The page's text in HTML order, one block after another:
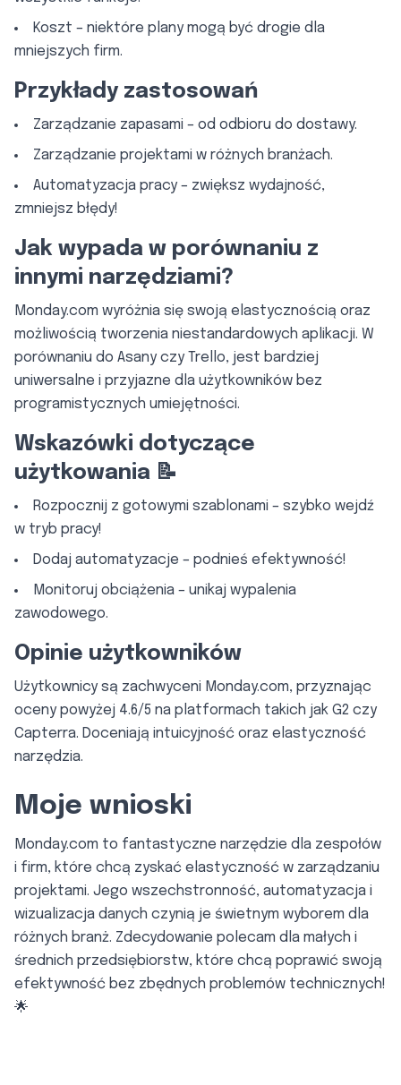
Koszt – niektóre plany mogą być drogie dla
mniejszych firm.
Przykłady zastosowań
Zarządzanie zapasami – od odbioru do dostawy.
Zarządzanie projektami w różnych branżach.
Automatyzacja pracy – zwiększ wydajność,
zmniejsz błędy!
Jak wypada w porównaniu z
innymi narzędziami?
Monday.com wyróżnia się swoją elastycznością oraz
możliwością tworzenia niestandardowych aplikacji. W
porównaniu do Asany czy Trello, jest bardziej
uniwersalne i przyjazne dla użytkowników bez
programistycznych umiejętności.
Wskazówki dotyczące
użytkowania 📝
Rozpocznij z gotowymi szablonami – szybko wejdź
w tryb pracy!
Dodaj automatyzacje – podnieś efektywność!
Monitoruj obciążenia – unikaj wypalenia
zawodowego.
Opinie użytkowników
Użytkownicy są zachwyceni Monday.com, przyznając
oceny powyżej 4.6/5 na platformach takich jak G2 czy
Capterra. Doceniają intuicyjność oraz elastyczność
narzędzia.
Moje wnioski
Monday.com to fantastyczne narzędzie dla zespołów
i firm, które chcą zyskać elastyczność w zarządzaniu
projektami. Jego wszechstronność, automatyzacja i
wizualizacja danych czynią je świetnym wyborem dla
różnych branż. Zdecydowanie polecam dla małych i
średnich przedsiębiorstw, które chcą poprawić swoją
efektywność bez zbędnych problemów technicznych!
🌟